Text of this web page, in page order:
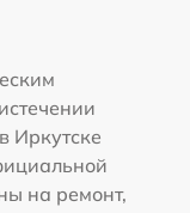
Иркутске
на ремонт,